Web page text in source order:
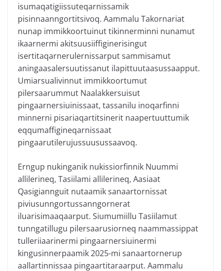
isumaqatigiissuteqarnissamik
pisinnaanngortitsivoq. Aammalu Takornariat
nunap immikkoortuinut tikinnerminni nunamut
ikaarnermi akitsuusiiffiginerisingut
isertitaqarnerulernissarput sammisamut
aningaasalersuutissanut ilapittuutaasussaapput.
Umiarsualivinnut immikkoortumut
pilersaarummut Naalakkersuisut
pingaarnersiuinissaat, tassanilu inoqarfinni
minnerni pisariaqartitsinerit naapertuuttumik
eqqumaffigineqarnissaat
pingaarutilerujussuusussaavoq.
Erngup nukinganik nukissiorfinnik Nuummi
allilerineq, Tasiilami allilerineq, Aasiaat
Qasigiannguit nutaamik sanaartornissat
piviusunngortussanngornerat
iluarisimaaqaarput. Siumumiillu Tasiilamut
tunngatillugu pilersaarusiorneq naammassippat
tulleriiaarinermi pingaarnersiuinermi
kingusinnerpaamik 2025-mi sanaartornerup
aallartinnissaa pingaartitaraarput. Aammalu